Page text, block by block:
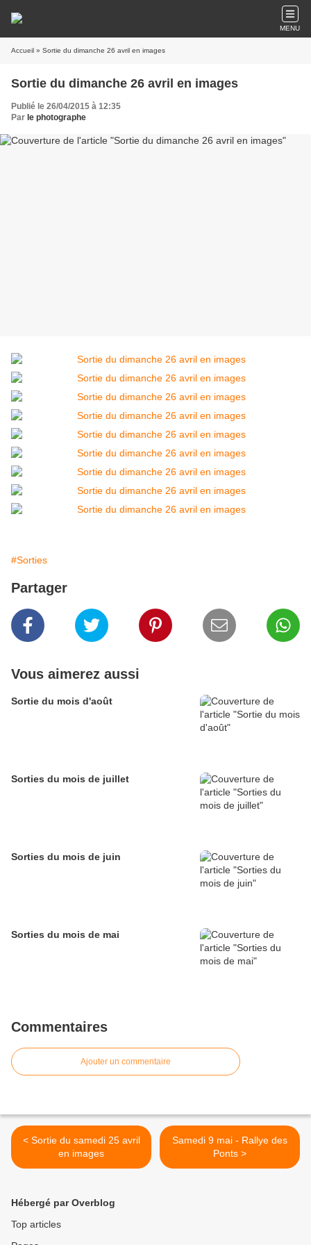
MENU
Accueil » Sortie du dimanche 26 avril en images
Sortie du dimanche 26 avril en images
Publié le 26/04/2015 à 12:35
Par le photographe
#Sorties
Partager
Vous aimerez aussi
Sortie du mois d'août
Sorties du mois de juillet
Sorties du mois de juin
Sorties du mois de mai
Commentaires
Ajouter un commentaire
< Sortie du samedi 25 avril
en images
Samedi 9 mai - Rallye des
Ponts >
Hébergé par Overblog
Top articles